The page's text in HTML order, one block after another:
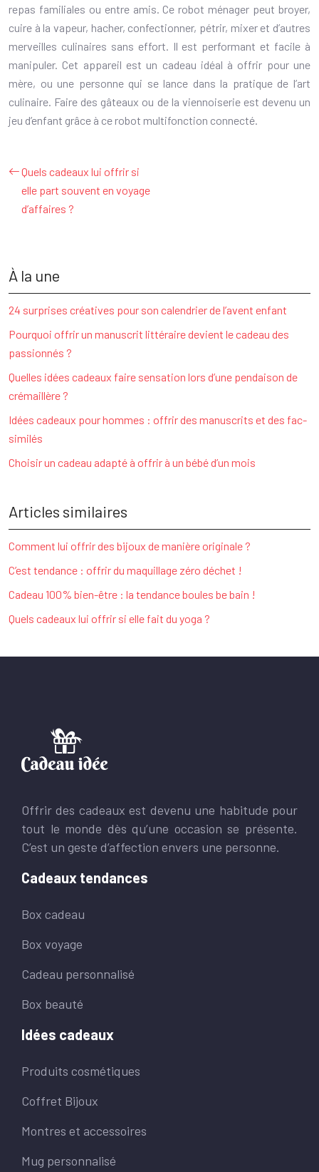
repas familiales ou entre amis. Ce robot ménager peut broyer,
cuire à la vapeur, hacher, confectionner, pétrir, mixer et d’autres
merveilles culinaires sans effort. Il est performant et facile à
manipuler. Cet appareil est un cadeau idéal à offrir pour une
mère, ou une personne qui se lance dans la pratique de l’art
culinaire. Faire des gâteaux ou de la viennoiserie est devenu un
jeu d’enfant grâce à ce robot multifonction connecté.
Quels cadeaux lui offrir si
elle part souvent en voyage
d’affaires ?
À la une
24 surprises créatives pour son calendrier de l’avent enfant
Pourquoi offrir un manuscrit littéraire devient le cadeau des
passionnés ?
Quelles idées cadeaux faire sensation lors d’une pendaison de
crémaillère ?
Idées cadeaux pour hommes : offrir des manuscrits et des fac-
similés
Choisir un cadeau adapté à offrir à un bébé d’un mois
Articles similaires
Comment lui offrir des bijoux de manière originale ?
C’est tendance : offrir du maquillage zéro déchet !
Cadeau 100% bien-être : la tendance boules be bain !
Quels cadeaux lui offrir si elle fait du yoga ?
Offrir des cadeaux est devenu une habitude pour
tout le monde dès qu’une occasion se présente.
C’est un geste d’affection envers une personne.
Cadeaux tendances
Box cadeau
Box voyage
Cadeau personnalisé
Box beauté
Idées cadeaux
Produits cosmétiques
Coffret Bijoux
Montres et accessoires
Mug personnalisé